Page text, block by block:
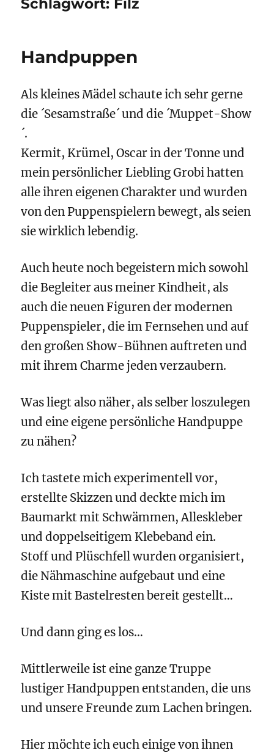
Schlagwort: Filz
Handpuppen
Als kleines Mädel schaute ich sehr gerne
die ´Sesamstraße´ und die ´Muppet-Show
´.
Kermit, Krümel, Oscar in der Tonne und
mein persönlicher Liebling Grobi hatten
alle ihren eigenen Charakter und wurden
von den Puppenspielern bewegt, als seien
sie wirklich lebendig.
Auch heute noch begeistern mich sowohl
die Begleiter aus meiner Kindheit, als
auch die neuen Figuren der modernen
Puppenspieler, die im Fernsehen und auf
den großen Show-Bühnen auftreten und
mit ihrem Charme jeden verzaubern.
Was liegt also näher, als selber loszulegen
und eine eigene persönliche Handpuppe
zu nähen?
Ich tastete mich experimentell vor,
erstellte Skizzen und deckte mich im
Baumarkt mit Schwämmen, Alleskleber
und doppelseitigem Klebeband ein.
Stoff und Plüschfell wurden organisiert,
die Nähmaschine aufgebaut und eine
Kiste mit Bastelresten bereit gestellt…
Und dann ging es los…
Mittlerweile ist eine ganze Truppe
lustiger Handpuppen entstanden, die uns
und unsere Freunde zum Lachen bringen.
Hier möchte ich euch einige von ihnen